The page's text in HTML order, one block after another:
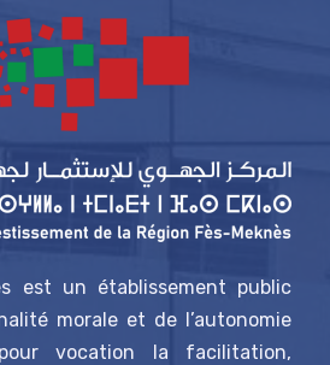
est un établissement public
morale et de l’autonomie
vocation la facilitation,